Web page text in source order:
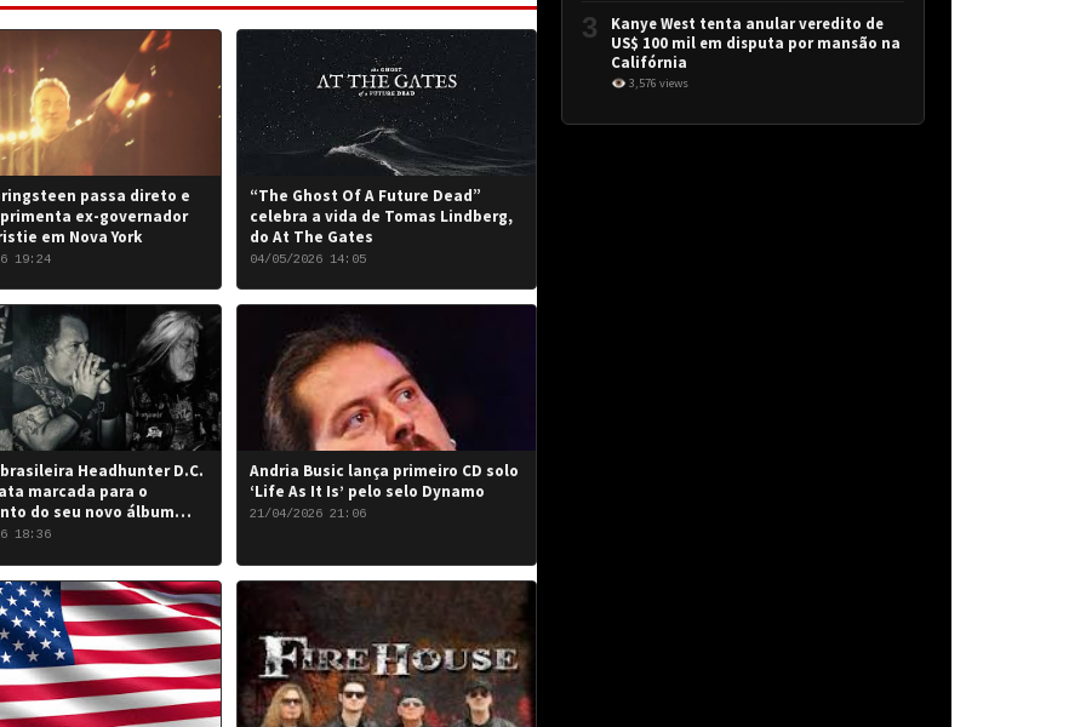
passa direto e
ex-governador
em Nova York
19:24
“The Ghost Of A Future Dead”
celebra a vida de Tomas Lindberg,
do At The Gates
04/05/2026 14:05
Headhunter D.C.
marcada para o
do seu novo álbum
Damned…”: 6 de junho
18:36
Andria Busic lança primeiro CD solo
‘Life As It Is’ pelo selo Dynamo
21/04/2026 21:06
3
Kanye West tenta anular veredito de
US$ 100 mil em disputa por mansão na
Califórnia
👁 3,576 views